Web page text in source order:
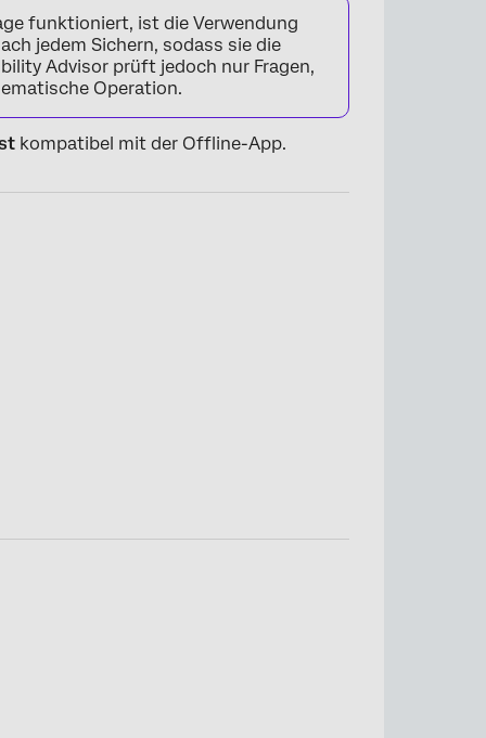
funktioniert, ist die Verwendung
jedem Sichern, sodass sie die
Advisor prüft jedoch nur Fragen,
Operation.
kompatibel mit der Offline-App.